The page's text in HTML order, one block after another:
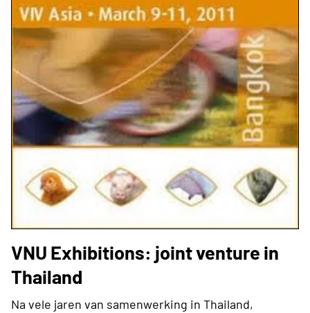
VNU Exhibitions: joint venture in
Thailand
Na vele jaren van samenwerking in Thailand,